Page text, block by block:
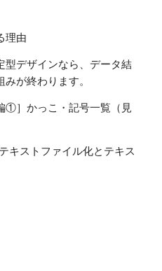
理由
型デザインなら、データ結
が終わります。
①］かっこ・記号一覧（見
キストファイル化とテキス